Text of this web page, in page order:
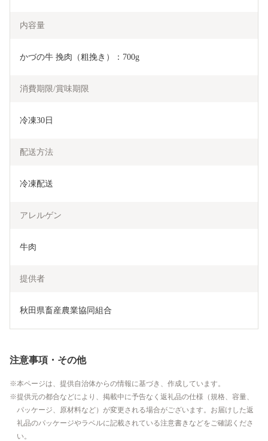
内容量
かづの牛 挽肉（粗挽き）：700g
消費期限/賞味期限
冷凍30日
配送方法
冷凍配送
アレルゲン
牛肉
提供者
秋田県畜産農業協同組合
注意事項・その他
本ページは、提供自治体からの情報に基づき、作成しています。
提供元の都合などにより、掲載中に予告なく返礼品の仕様（規格、容量、
パッケージ、原材料など）が変更される場合がございます。お届けした返
礼品のパッケージやラベルに記載されている注意書きなどをご確認くださ
い。